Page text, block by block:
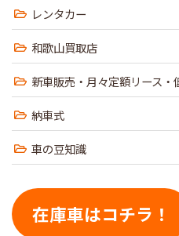
レンタカー
和歌山買取店
新車販売・月々定額リース・
納車式
車の豆知識
在庫車はコチラ！